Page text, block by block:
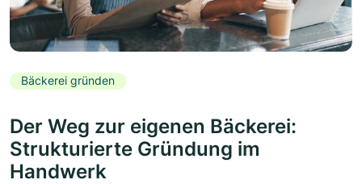
Bäckerei gründen
Der Weg zur eigenen Bäckerei:
Strukturierte Gründung im
Handwerk